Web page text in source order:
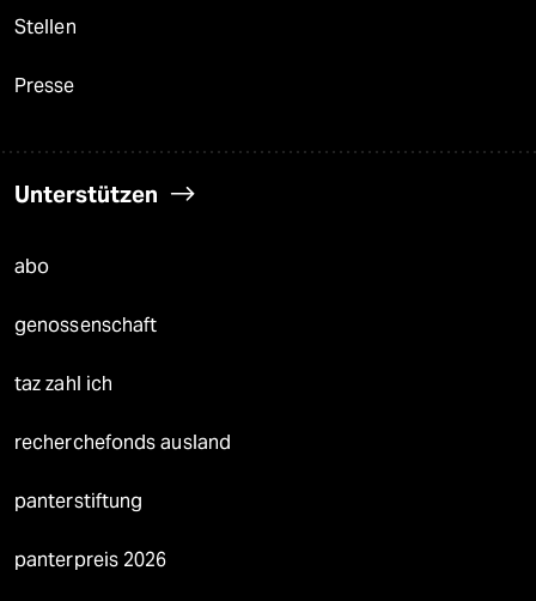
Stellen
Presse
Unterstützen
abo
genossenschaft
taz zahl ich
recherchefonds ausland
panterstiftung
panterpreis 2026